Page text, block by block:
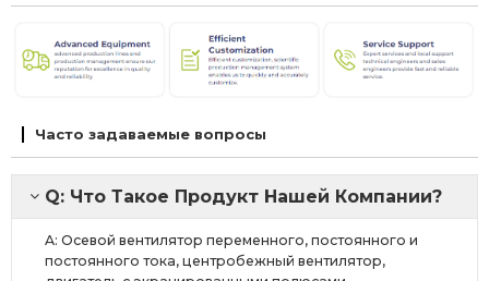
Часто задаваемые вопросы
Q: Что Такое Продукт Нашей Компании?
A: Осевой вентилятор переменного, постоянного и
постоянного тока, центробежный вентилятор,